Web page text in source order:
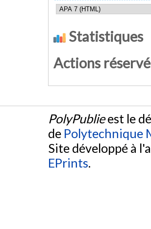
Statistiques
Actions
PolyPublieest le
de Polytechnique
Site développé à
EPrints.